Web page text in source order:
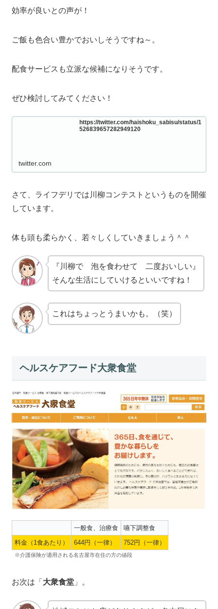
効率が良いとの声が！
ご飯も色合い豊かでおいしそうですね～。
配食サービスも立派な候補になりそうです。
ぜひ検討してみてください！
https://twitter.com/haishoku_sabisu/status/1
526839657282949120
twitter.com
さて、ライフデリでは川柳コンテストというものを開催
しています。
体も頭も柔らかく、若々しくしていきましょう＾＾
『川柳で 泡を食わせて 二度おいしい』
そんな生活にしていけるといいですね！
これはちょっとうまいかも。（笑）
ヘルスケアフード大衆食堂
一般食、治療食
嚥下調整食
料金（1食あたり）
644円（一律） 752円（一律）
※介護保険が適用される名古屋市在住の方の値段
お次は「 大衆食堂 」。